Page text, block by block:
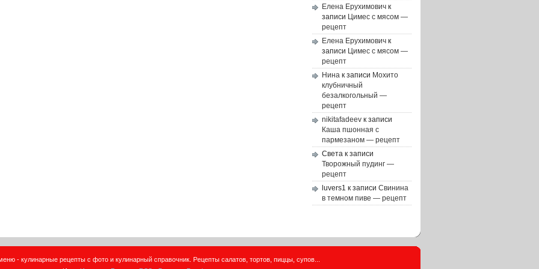
Елена Ерухимович к
записи Цимес с мясом —
рецепт
Елена Ерухимович к
записи Цимес с мясом —
рецепт
Нина к записи Мохито
клубничный
безалкогольный —
рецепт
nikitafadeev к записи
Каша пшонная с
пармезаном — рецепт
Света к записи
Творожный пудинг —
рецепт
luvers1 к записи Свинина
в темном пиве — рецепт
- кулинарные рецепты с фото и кулинарный справочник. Рецепты салатов, тортов, пиццы, супов...